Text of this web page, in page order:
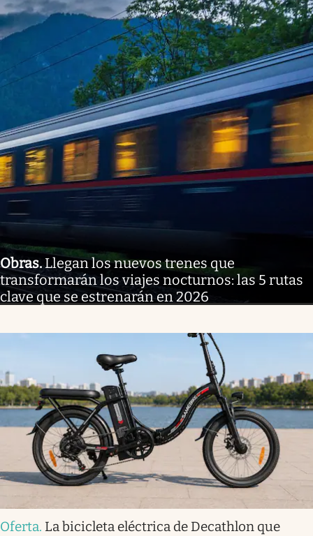
Obras.Llegan los nuevos trenes que
transformarán los viajes nocturnos: las 5 rutas
clave que se estrenarán en 2026
Oferta. La bicicleta eléctrica de Decathlon que